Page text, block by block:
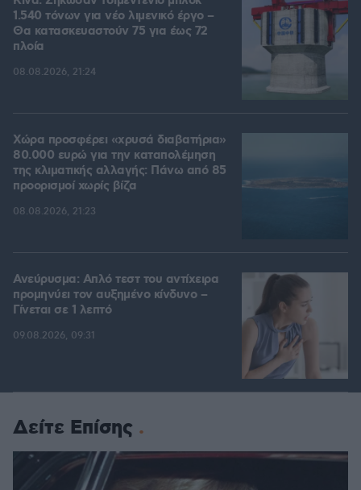
1.540 τόνων για νέο λιμενικό έργο –
Θα κατασκευαστούν 75 για έως 72
πλοία
08.08.2026, 21:24
Χώρα προσφέρει «χρυσά διαβατήρια»
80.000 ευρώ για την καταπολέμηση
της κλιματικής αλλαγής: Πάνω από 85
προορισμοί χωρίς βίζα
08.08.2026, 21:23
Ανεύρυσμα: Απλό τεστ του αντίχειρα
προμηνύει τον αυξημένο κίνδυνο –
Γίνεται σε 1 λεπτό
09.08.2026, 09:31
Δείτε Επίσης